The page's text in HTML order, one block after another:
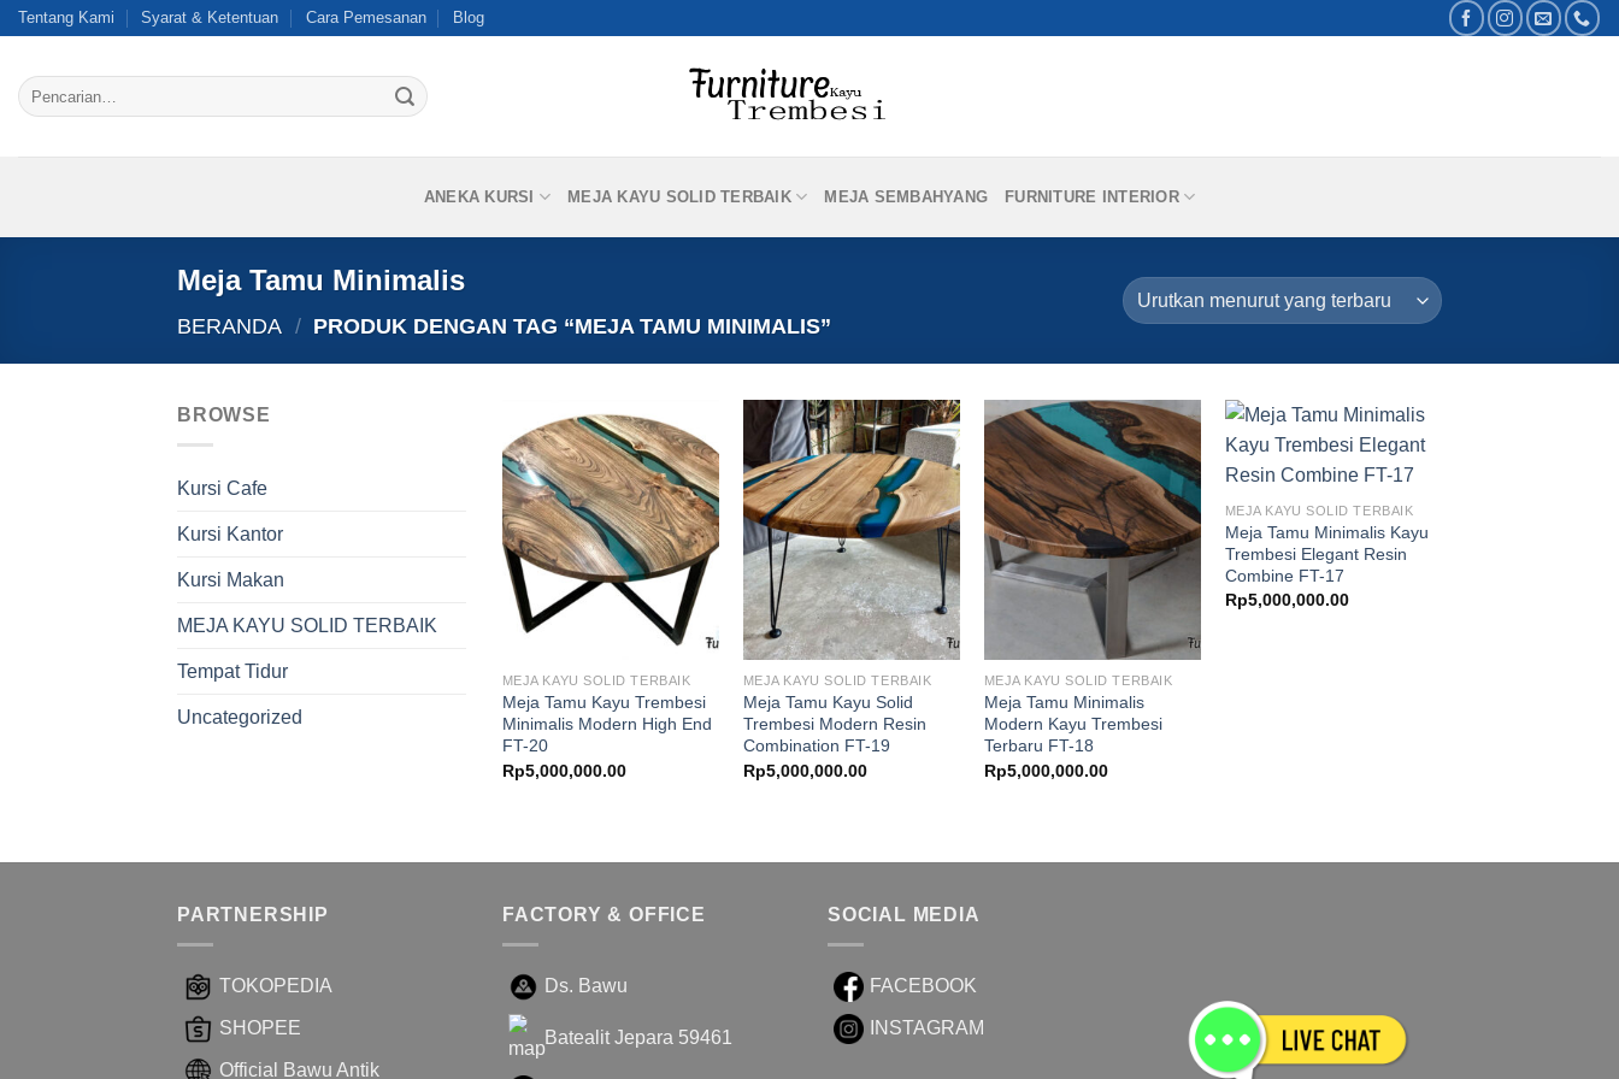
Skip
content
Tentang Kami Syarat & Ketentuan Cara Pemesanan Blog
Pencarian
untuk:
ANEKA KURSI MEJA KAYU SOLID TERBAIK MEJA SEMBAHYANG FURNITURE INTERIOR
Meja Tamu Minimalis
BERANDA / PRODUK DENGAN TAG “MEJA TAMU MINIMALIS”
BROWSE
Kursi Cafe
Kursi Kantor
Kursi Makan
MEJA KAYU SOLID TERBAIK
Tempat Tidur
Uncategorized
MEJA KAYU SOLID TERBAIK
Meja Tamu Kayu Trembesi
Minimalis Modern High End
FT-20
Rp5,000,000.00
MEJA KAYU SOLID TERBAIK
Meja Tamu Kayu Solid
Trembesi Modern Resin
Combination FT-19
Rp5,000,000.00
MEJA KAYU SOLID TERBAIK
Meja Tamu Minimalis
Modern Kayu Trembesi
Terbaru FT-18
Rp5,000,000.00
MEJA KAYU SOLID TERBAIK
Meja Tamu Minimalis Kayu
Trembesi Elegant Resin
Combine FT-17
Rp5,000,000.00
PARTNERSHIP
TOKOPEDIA
SHOPEE
Official Bawu Antik
FACTORY & OFFICE
Ds. Bawu
Batealit Jepara 59461
SOCIAL MEDIA
FACEBOOK
INSTAGRAM